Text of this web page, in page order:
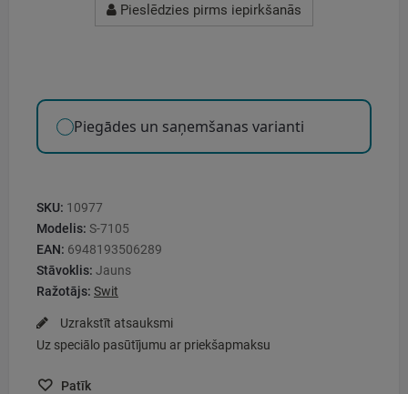
Pieslēdzies pirms iepirkšanās
Piegādes un saņemšanas varianti
SKU: 10977
Modelis: S-7105
EAN: 6948193506289
Stāvoklis: Jauns
Ražotājs: Swit
Uzrakstīt atsauksmi
Uz speciālo pasūtījumu ar priekšapmaksu
Patīk